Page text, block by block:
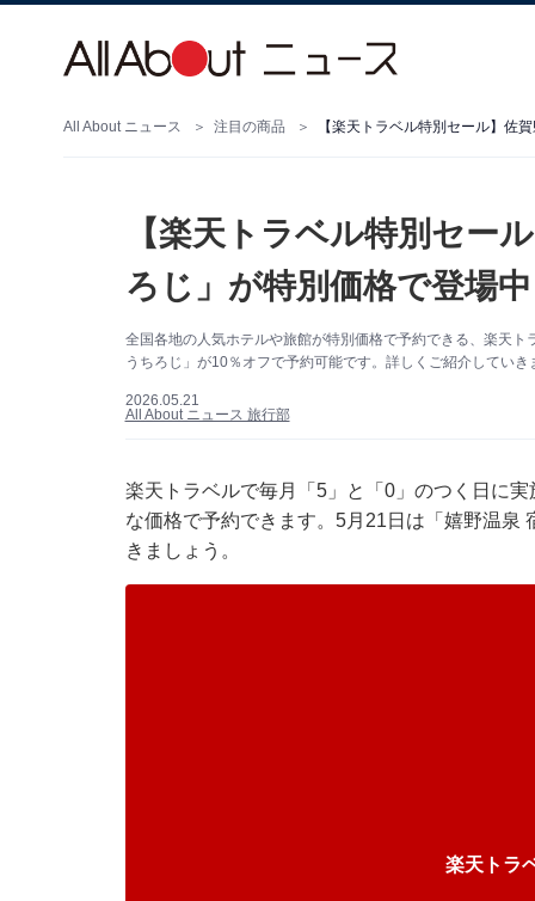
All About ニュース 注目の商品 【楽天トラベル特別セール】佐
【楽天トラベル特別セー
ろじ」が特別価格で登場中
全国各地の人気ホテルや旅館が特別価格で予約できる、楽天
うちろじ」が10％オフで予約可能です。詳しくご紹介してい
2026.05.21
All About ニュース 旅行部
楽天トラベルで毎月「5」と「0」のつく日に
な価格で予約できます。5月21日は「嬉野温泉
きましょう。
楽天トラ